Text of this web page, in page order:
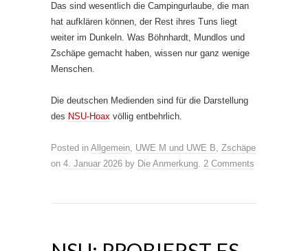
Das sind wesentlich die Campingurlaube, die man
hat aufklären können, der Rest ihres Tuns liegt
weiter im Dunkeln. Was Böhnhardt, Mundlos und
Zschäpe gemacht haben, wissen nur ganz wenige
Menschen.
Die deutschen Medienden sind für die Darstellung
des NSU-Hoax völlig entbehrlich.
Posted in Allgemein, UWE M und UWE B, Zschäpe
on 4. Januar 2026 by Die Anmerkung. 2 Comments